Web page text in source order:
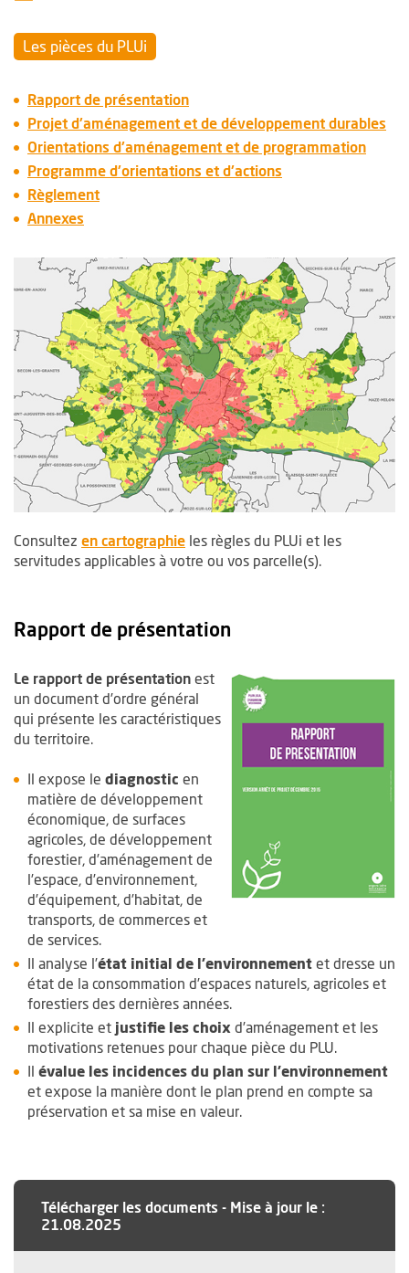
Les pièces du PLUi
Rapport de présentation
Projet d'aménagement et de développement durables
Orientations d'aménagement et de programmation
Programme d'orientations et d'actions
Règlement
Annexes
Consultez en cartographie, Ouvre une nouvelle fenêtre
les règles du PLUi et les
servitudes applicables à votre ou vos parcelle(s).
Rapport de présentation
Le rapport de présentation est
un document d’ordre général
qui présente les caractéristiques
du territoire.
Il expose le diagnostic en
matière de développement
économique, de surfaces
agricoles, de développement
forestier, d’aménagement de
l’espace, d’environnement,
d’équipement, d’habitat, de
transports, de commerces et
de services.
Il analyse l’état initial de l’environnement et dresse un
état de la consommation d’espaces naturels, agricoles et
forestiers des dernières années.
Il explicite et justifie les choix d’aménagement et les
motivations retenues pour chaque pièce du PLU.
Il évalue les incidences du plan sur l’environnement
et expose la manière dont le plan prend en compte sa
préservation et sa mise en valeur.
Télécharger les documents - Mise à jour le :
21.08.2025